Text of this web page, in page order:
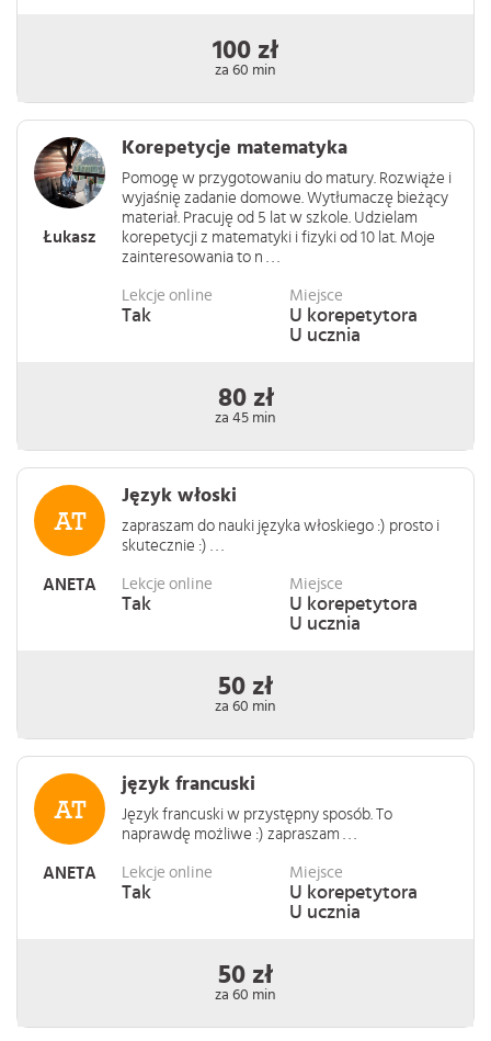
100 zł
za 60 min
Łukasz
Korepetycje matematyka
Pomogę w przygotowaniu do matury. Rozwiąże i
wyjaśnię zadanie domowe. Wytłumaczę bieżący
materiał. Pracuję od 5 lat w szkole. Udzielam
korepetycji z matematyki i fizyki od 10 lat. Moje
zainteresowania to n . . .
Lekcje online
Tak
Miejsce
U korepetytora
U ucznia
80 zł
za 45 min
ANETA
Język włoski
zapraszam do nauki języka włoskiego :) prosto i
skutecznie :) . . .
Lekcje online
Tak
Miejsce
U korepetytora
U ucznia
50 zł
za 60 min
ANETA
język francuski
Język francuski w przystępny sposób. To
naprawdę możliwe :) zapraszam . . .
Lekcje online
Tak
Miejsce
U korepetytora
U ucznia
50 zł
za 60 min